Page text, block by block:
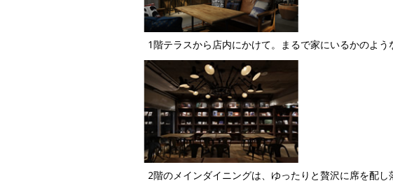
1階テラスから店内にかけて。まるで家にいるかのよう
2階のメインダイニングは、ゆったりと贅沢に席を配し